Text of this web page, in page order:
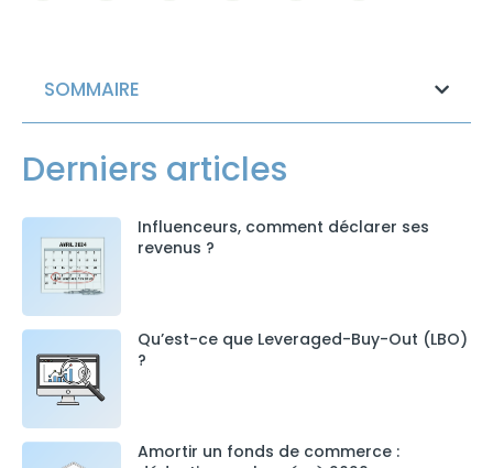
SOMMAIRE
Derniers articles
Influenceurs, comment déclarer ses
revenus ?
Qu’est-ce que Leveraged-Buy-Out (LBO)
?
Amortir un fonds de commerce :